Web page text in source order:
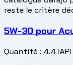
reste le critère
5W-30 pour
Quantité :4.4 l